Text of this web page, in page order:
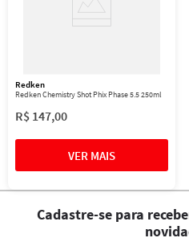
Redken
Redken Chemistry Shot Phix Phase 5.5 250ml
R$ 147,00
Cadastre-se para